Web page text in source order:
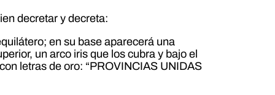
decretar y decreta:
en su base aparecerá una
un arco iris que los cubra y bajo el
letras de oro: “PROVINCIAS UNIDAS